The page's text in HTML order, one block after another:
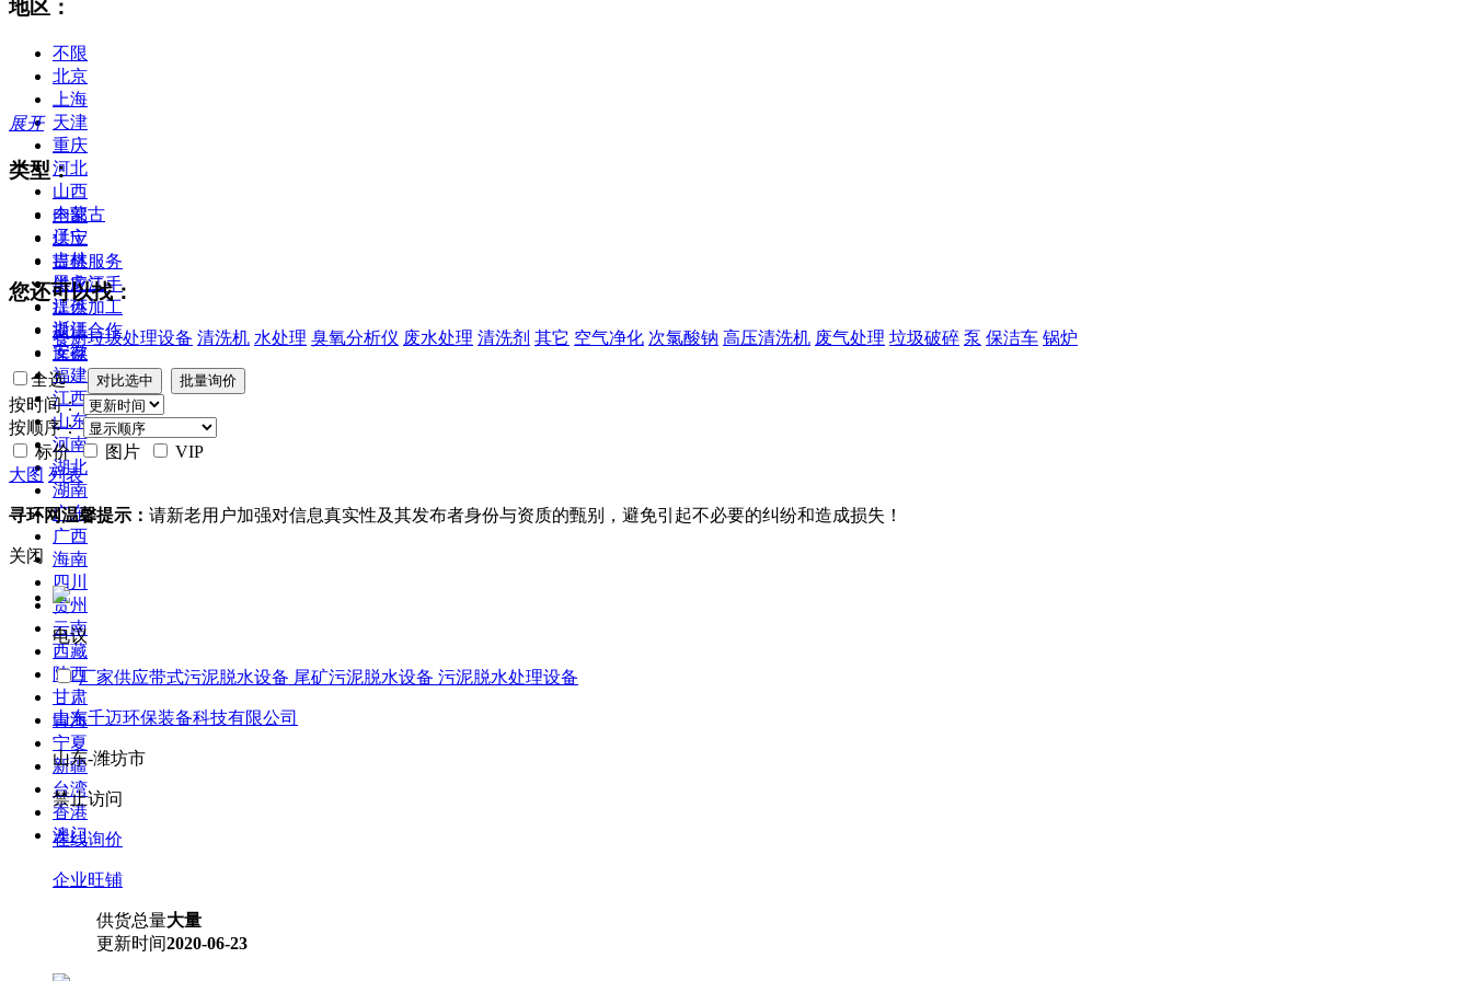
地区：
不限
北京
上海
天津
重庆
河北
山西
内蒙古
辽宁
吉林
黑龙江
江苏
浙江
安徽
福建
江西
山东
河南
湖北
湖南
广东
广西
海南
四川
贵州
云南
西藏
陕西
甘肃
青海
宁夏
新疆
台湾
香港
澳门
展开
类型：
全部
供应
提供服务
供应二手
提供加工
提供合作
库存
您还可以找：
餐厨垃圾处理设备 清洗机 水处理 臭氧分析仪 废水处理 清洗剂 其它 空气净化 次氯酸钠 高压清洗机 废气处理 垃圾破碎 泵 保洁车 锅炉
全选
按时间：
按顺序：
标价
图片
VIP
大图 列表
寻环网温馨提示： 请新老用户加强对信息真实性及其发布者身份与资质的甄别，避免引起不必要的纠纷和造成损失！
关闭
电议
厂家供应带式污泥脱水设备 尾矿污泥脱水设备 污泥脱水处理设备
山东千迈环保装备科技有限公司
山东-潍坊市
禁止访问
在线询价
企业旺铺
供货总量大量
更新时间2020-06-23